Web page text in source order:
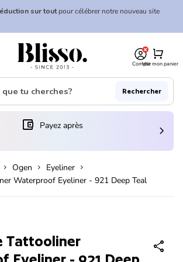
sur toutpour célébrer notre nouveau site
Accueil
CompteVoir mon panier
shopping_cart
Rechercher
un nouvel onglet/fenêtre)
account_balance_wallet Payez après chevron_right
chevron_right Ogen chevron_right Eyeliner chevron_right
Waterproof Eyeliner - 921 Deep Teal
Tattooliner
share